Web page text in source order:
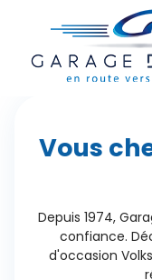
Vous
Depuis 1974,
confiance.
d'occasion